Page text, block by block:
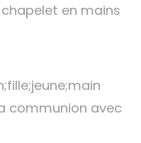
en mains
communion avec